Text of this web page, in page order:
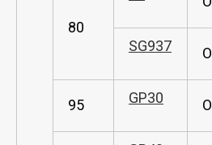
80
SG937 O
95 GP30 O